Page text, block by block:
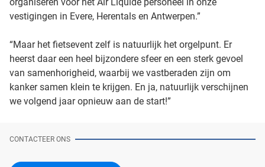
vestigingen in Evere, Herentals en Antwerpen.”
“Maar het fietsevent zelf is natuurlijk het orgelpunt. Er
heerst daar een heel bijzondere sfeer en een sterk gevoel
van samenhorigheid, waarbij we vastberaden zijn om
kanker samen klein te krijgen. En ja, natuurlijk verschijnen
we volgend jaar opnieuw aan de start!”
CONTACTEER ONS